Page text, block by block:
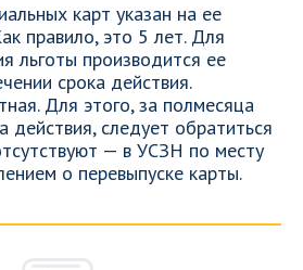
карт указан на ее
правило, это 5 лет. Для
льготы производится ее
срока действия.
Для этого, за полмесяца
действия, следует обратиться
— в УСЗН по месту
о перевыпуске карты.